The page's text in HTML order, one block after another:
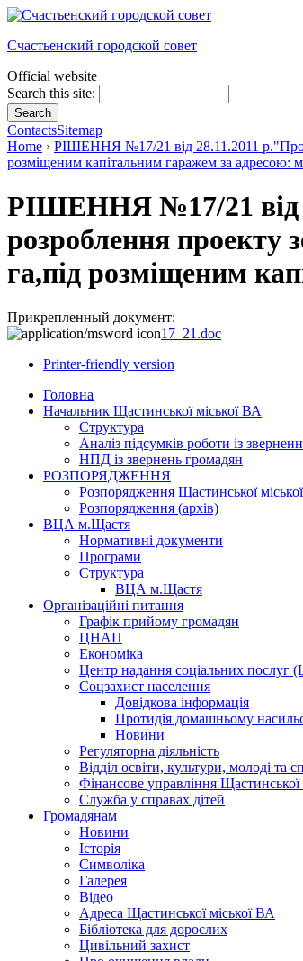
Счастьенский городской совет
Official website
Search this site:
ContactsSitemap
Home › РІШЕННЯ №17/21 від 28.11.2011 р."Про
розміщеним капітальним гаражем за
РІШЕННЯ №17/21 від
розроблення проекту
га,під розміщеним
Прикрепленный документ:
17_21.doc
Printer-friendly version
Головна
Начальник Щастинської міської ВА
Структура
Аналіз підсумків роботи із
НПД із звернень громадян
РОЗПОРЯДЖЕННЯ
Розпорядження Щастинської
Розпорядження (архів)
ВЦА м.Щастя
Нормативні документи
Програми
Структура
ВЦА м.Щастя
Організаційні питання
Графік прийому громадян
ЦНАП
Економіка
Центр надання соціальних
Соцзахист населення
Довідкова інформація
Протидія домашньому
Новини
Регуляторна діяльність
Відділ освіти, культури, молоді та
Фінансове управління
Служба у справах дітей
Громадянам
Новини
Історія
Символіка
Галерея
Відео
Адреса Щастинської міської ВА
Бібліотека для дорослих
Цивільний захист